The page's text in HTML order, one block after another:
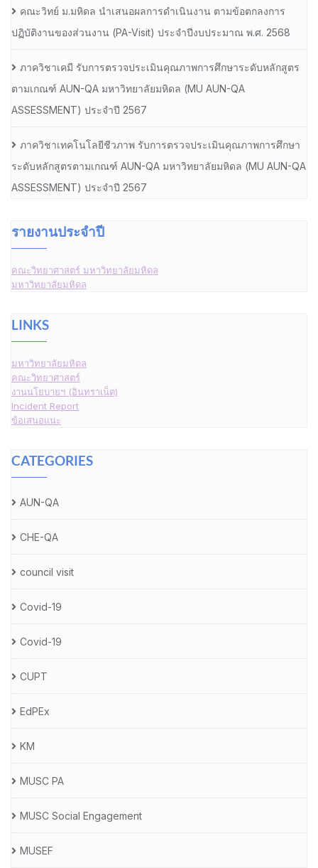
คณะวิทย์ ม.มหิดล นำเสนอผลการดำเนินงาน ตามข้อตกลงการ
ปฏิบัติงานของส่วนงาน (PA-Visit) ประจำปีงบประมาณ พ.ศ. 2568
ภาควิชาเคมี รับการตรวจประเมินคุณภาพการศึกษาระดับหลักสูตร
ตามเกณฑ์ AUN-QA มหาวิทยาลัยมหิดล (MU AUN-QA
ASSESSMENT) ประจำปี 2567
ภาควิชาเทคโนโลยีชีวภาพ รับการตรวจประเมินคุณภาพการศึกษา
ระดับหลักสูตรตามเกณฑ์ AUN-QA มหาวิทยาลัยมหิดล (MU AUN-QA
ASSESSMENT) ประจำปี 2567
รายงานประจำปี
คณะวิทยาศาสตร์ มหาวิทยาลัยมหิดล
มหาวิทยาลัยมหิดล
LINKS
มหาวิทยาลัยมหิดล
คณะวิทยาศาสตร์
งานนโยบายฯ (อินทราเน็ต)
Incident Report
ข้อเสนอแนะ
CATEGORIES
AUN-QA
CHE-QA
council visit
Covid-19
Covid-19
CUPT
EdPEx
KM
MUSC PA
MUSC Social Engagement
MUSEF